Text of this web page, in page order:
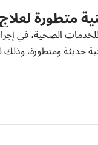
الصحية، في
حديثة ومتطورة،